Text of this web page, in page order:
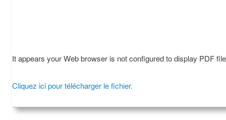
It appears your Web browser is not configured to display PDF
Cliquez ici pour télécharger le fichier.